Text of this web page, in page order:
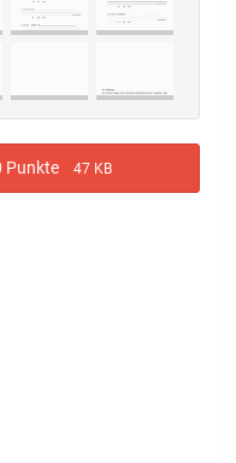
Punkte 47 KB